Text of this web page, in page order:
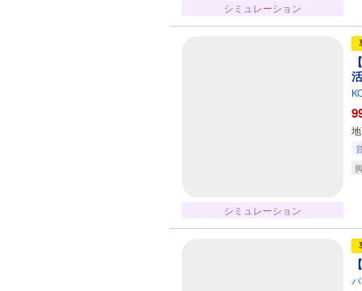
シミュレーション
シミュレーション